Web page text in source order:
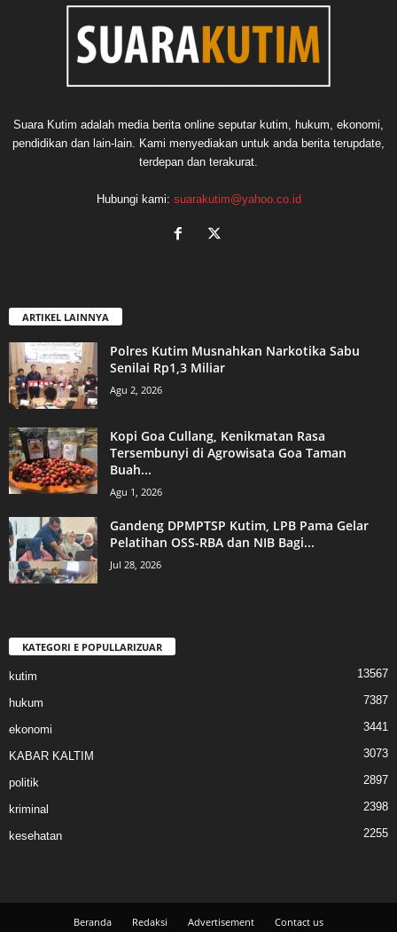
Suara Kutim adalah media berita online seputar kutim, hukum, ekonomi,
pendidikan dan lain-lain. Kami menyediakan untuk anda berita terupdate,
terdepan dan terakurat.
Hubungi kami: suarakutim@yahoo.co.id
ARTIKEL LAINNYA
Polres Kutim Musnahkan Narkotika Sabu
Senilai Rp1,3 Miliar
Agu 2, 2026
Kopi Goa Cullang, Kenikmatan Rasa
Tersembunyi di Agrowisata Goa Taman
Buah...
Agu 1, 2026
Gandeng DPMPTSP Kutim, LPB Pama Gelar
Pelatihan OSS-RBA dan NIB Bagi...
Jul 28, 2026
KATEGORI E POPULLARIZUAR
kutim 13567
hukum 7387
ekonomi 3441
KABAR KALTIM 3073
politik 2897
kriminal 2398
kesehatan 2255
Beranda Redaksi Advertisement Contact us